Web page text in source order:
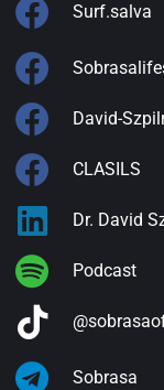
Surf.salva
David-
CLASILS
Dr. David
Podcast
Sobrasa